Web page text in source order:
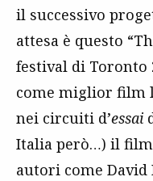
il successivo
attesa è questo
festival di Toronto
come miglior film
nei circuiti d’essai
Italia però…) il
autori come David